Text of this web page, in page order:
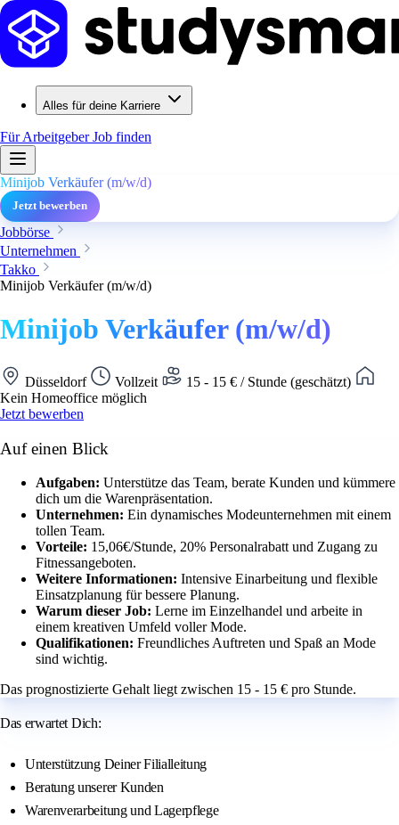
Alles für deine Karriere
Für ArbeitgeberJob finden
Minijob Verkäufer (m/w/d)
Jetzt bewerben
Jobbörse
Unternehmen
Takko
Minijob Verkäufer (m/w/d)
Minijob Verkäufer (m/w/d)
Düsseldorf Vollzeit
15 - 15 € / Stunde (geschätzt)
Kein Homeoffice möglich
Jetzt bewerben
Auf einen Blick
Aufgaben: Unterstütze das Team, berate Kunden und kümmere
dich um die Warenpräsentation.
Unternehmen: Ein dynamisches Modeunternehmen mit einem
tollen Team.
Vorteile: 15,06€/Stunde, 20% Personalrabatt und Zugang zu
Fitnessangeboten.
Weitere Informationen: Intensive Einarbeitung und flexible
Einsatzplanung für bessere Planung.
Warum dieser Job: Lerne im Einzelhandel und arbeite in
einem kreativen Umfeld voller Mode.
Qualifikationen: Freundliches Auftreten und Spaß an Mode
sind wichtig.
Das prognostizierte Gehalt liegt zwischen 15 - 15 € pro Stunde.
Das erwartet Dich:
Unterstützung Deiner Filialleitung
Beratung unserer Kunden
Warenverarbeitung und Lagerpflege